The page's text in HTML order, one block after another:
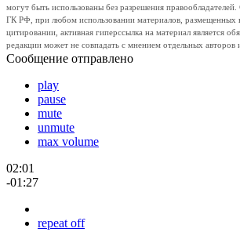
могут быть использованы без разрешения правообладателей.
ГК РФ, при любом использовании материалов, размещенных
цитировании, активная гиперссылка на материал является
редакции может не совпадать с мнением отдельных авторов
Сообщение отправлено
play
pause
mute
unmute
max volume
02:01
-01:27
repeat off